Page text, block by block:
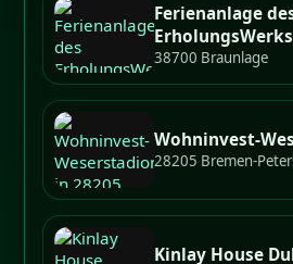
Ferienanlage
38700 Braunlage
Wohninvest-
28205 Bremen-
Kinlay House